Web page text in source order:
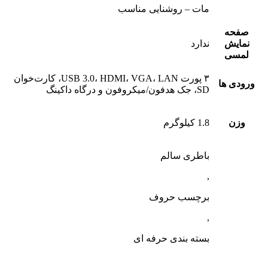
مات – روشنایی مناسب
صفحه
نمایش
لمسی
ندارد
ورودی ها
۳ پورت USB 3.0، HDMI، VGA، LAN، کارت‌خوان
SD، جک هدفون/میکروفون و درگاه داکینگ
وزن 1.8 کیلوگرم
باطری سالم
,
برچسب حروف
,
بسته بندی حرفه ای